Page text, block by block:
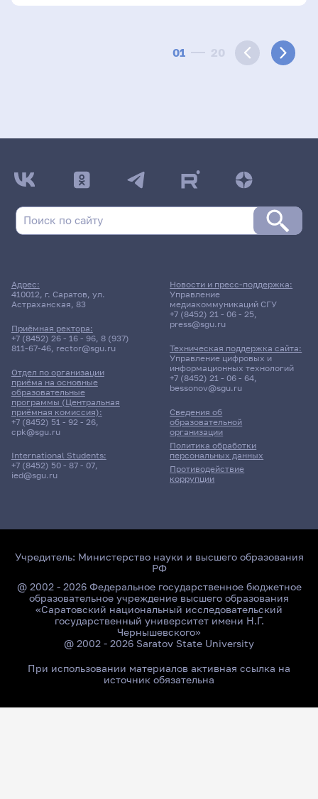
01 20
Адрес:
410012, г. Саратов, ул.
Астраханская, 83
Приёмная ректора:
+7 (8452) 26 - 16 - 96, 8 (937)
811-67-46, rector@sgu.ru
Отдел по организации
приёма на основные
образовательные
программы (Центральная
приёмная комиссия):
+7 (8452) 51 - 92 - 26,
cpk@sgu.ru
International Students:
+7 (8452) 50 - 87 - 07,
ied@sgu.ru
Сведения об
образовательной
организации
Политика обработки
персональных данных
Противодействие
коррупции
Новости и пресс-поддержка:
Управление
медиакоммуникаций СГУ
+7 (8452) 21 - 06 - 25,
press@sgu.ru
Техническая поддержка сайта:
Управление цифровых и
информационных технологий
+7 (8452) 21 - 06 - 64,
bessonov@sgu.ru
Учредитель: Министерство науки и высшего образования
РФ
@ 2002 - 2026 Федеральное государственное бюджетное
образовательное учреждение высшего образования
«Саратовский национальный исследовательский
государственный университет имени Н.Г.
Чернышевского»
@ 2002 - 2026 Saratov State University
При использовании материалов активная ссылка на
источник обязательна